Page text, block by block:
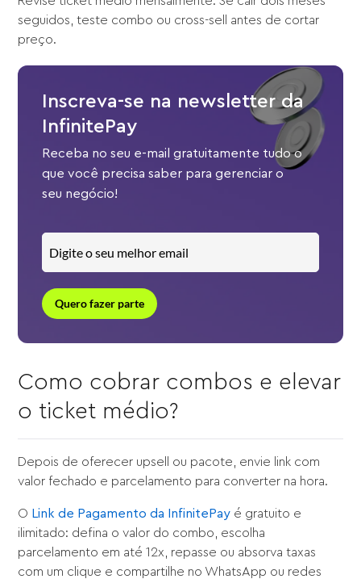
seguidos, teste combo ou cross-sell antes de cortar
preço.
Inscreva-se na newsletter da
InfinitePay
Receba no seu e-mail gratuitamente tudo o
que você precisa saber para gerenciar o
seu negócio!
Quero fazer parte
Como cobrar combos e elevar
o ticket médio?
Depois de oferecer upsell ou pacote, envie link com
valor fechado e parcelamento para converter na hora.
O Link de Pagamento da InfinitePay é gratuito e
ilimitado: defina o valor do combo, escolha
parcelamento em até 12x, repasse ou absorva taxas
com um clique e compartilhe no WhatsApp ou redes